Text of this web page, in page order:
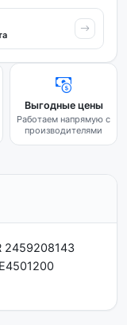
Выгодные цены
Работаем напрямую с
производителями
2459208143